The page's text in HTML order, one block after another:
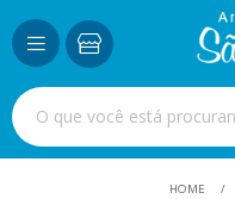
HOME